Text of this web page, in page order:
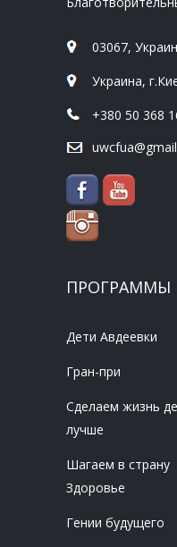
03067,
Украина,
+380 50 368
ПРОГРАММЫ
Дети Авдеевки
Гран-при
Сделаем жизнь
лучше
Шагаем в страну
Здоровье
Гении будущего